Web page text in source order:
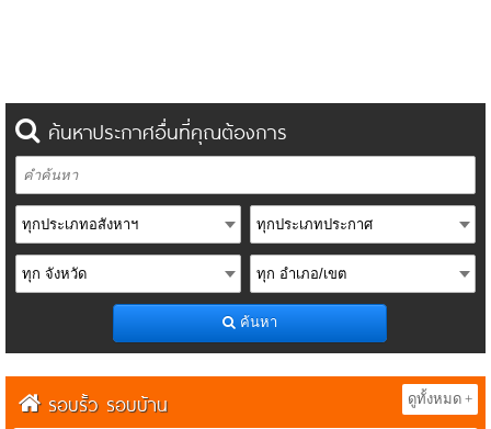
ค้นหาประกาศอื่นที่คุณต้องการ
ค้นหา
รอบรั้ว รอบบ้าน ดูทั้งหมด +